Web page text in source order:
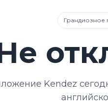
Kendez